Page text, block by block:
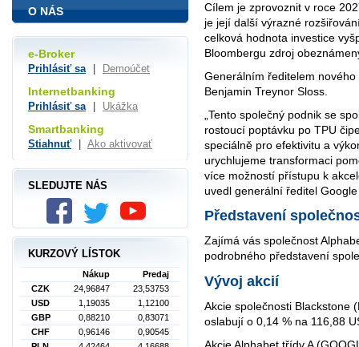
Cílem je zprovoznit v roce
je její další výrazné
celková hodnota investice
Bloombergu zdroj
Generálním ředitelem
Benjamin Treynor Sloss.
„Tento společný podnik se
rostoucí poptávku po TPU
speciálně pro efektivitu a
urychlujeme transformaci
více možností přístupu k
uvedl generální ředitel
Představení
Zajímá vás společnost
podrobného představení
Vývoj akcií
Akcie společnosti Blackstone
oslabují o 0,14 % na 116,88
O NÁS
e-Broker
Prihlásiť sa Demoúčet
Internetbanking
Prihlásiť sa Ukážka
Smartbanking
Stiahnuť Ako aktivovať
SLEDUJTE NÁS
KURZOVÝ LÍSTOK
Nákup
Predaj
CZK
24,96847
23,53753
USD
1,19035
1,12100
GBP
0,88210
0,83071
CHF
0,96146
0,90545